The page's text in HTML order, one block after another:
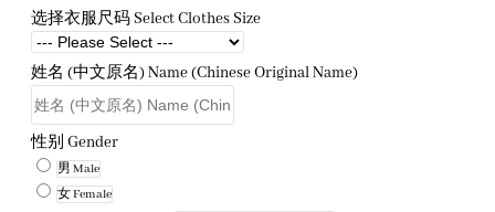
选择衣服尺码 Select Clothes Size
姓名 (中文原名) Name (Chinese Original Name)
性别 Gender
男 Male
女 Female